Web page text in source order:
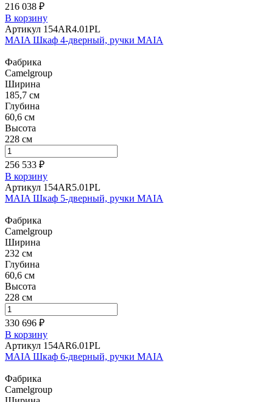
216 038 ₽
В корзину
Артикул 154AR4.01PL
MAIA Шкаф 4-дверный, ручки MAIA
Фабрика
Camelgroup
Ширина
185,7 см
Глубина
60,6 см
Высота
228 см
256 533 ₽
В корзину
Артикул 154AR5.01PL
MAIA Шкаф 5-дверный, ручки MAIA
Фабрика
Camelgroup
Ширина
232 см
Глубина
60,6 см
Высота
228 см
330 696 ₽
В корзину
Артикул 154AR6.01PL
MAIA Шкаф 6-дверный, ручки MAIA
Фабрика
Camelgroup